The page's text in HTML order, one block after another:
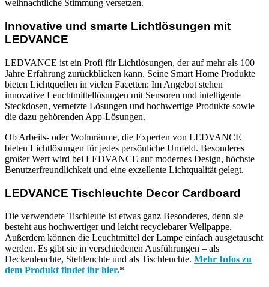
weihnachtliche Stimmung versetzen.
Innovative und smarte Lichtlösungen mit
LEDVANCE
LEDVANCE ist ein Profi für Lichtlösungen, der auf mehr als 100
Jahre Erfahrung zurückblicken kann. Seine Smart Home Produkte
bieten Lichtquellen in vielen Facetten: Im Angebot stehen
innovative Leuchtmittellösungen mit Sensoren und intelligente
Steckdosen, vernetzte Lösungen und hochwertige Produkte sowie
die dazu gehörenden App-Lösungen.
Ob Arbeits- oder Wohnräume, die Experten von LEDVANCE
bieten Lichtlösungen für jedes persönliche Umfeld. Besonderes
großer Wert wird bei LEDVANCE auf modernes Design, höchste
Benutzerfreundlichkeit und eine exzellente Lichtqualität gelegt.
LEDVANCE Tischleuchte Decor Cardboard
Die verwendete Tischleute ist etwas ganz Besonderes, denn sie
besteht aus hochwertiger und leicht recyclebarer Wellpappe.
Außerdem können die Leuchtmittel der Lampe einfach ausgetauscht
werden. Es gibt sie in verschiedenen Ausführungen – als
Deckenleuchte, Stehleuchte und als Tischleuchte. Mehr Infos zu
dem Produkt findet ihr hier.*